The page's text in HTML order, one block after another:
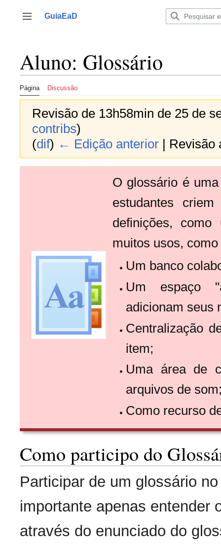
para
Alternar barra lateral
GuiaEaD
Aluno: Glossário
Página Discussão
Revisão de 13h58min de 25 de
contribs)
(dif) ← Edição anterior | Revisão
O glossário é
estudantes
definições,
muitos usos,
Um banco
Um espaço
adicionam seus
Centralização
item;
Uma área de
arquivos de
Como recurso
Como participo do
Participar de um glossário
importante apenas entender
através do enunciado do